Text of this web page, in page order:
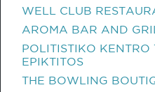
WELL CLUB
AROMA BAR AND
POLITISTIKO
EPIKTITOS
THE BOWLING